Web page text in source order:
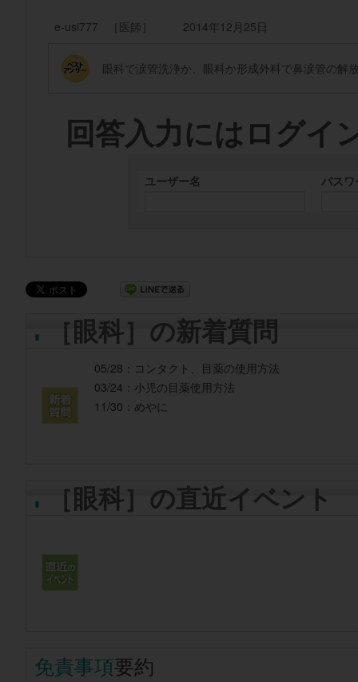
e-usi777 ［医師］ 2014年12月25日
眼科で涙管洗浄か、眼科か形成外科で鼻涙管の解
回答入力にはログイ
ユーザー名 パス
［眼科］の新着質問
05/28： コンタクト、目薬の使用方法
03/24： 小児の目薬使用方法
11/30： めやに
［眼科］の直近イベント
免責事項要約